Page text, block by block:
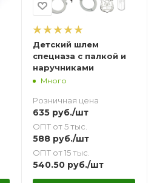
Детский шлем
спецназа с палкой и
наручниками
Много
Розничная цена
635руб./шт
ОПТ от 5 тыс.
588руб./шт
ОПТ от 15 тыс.
540.50руб./шт